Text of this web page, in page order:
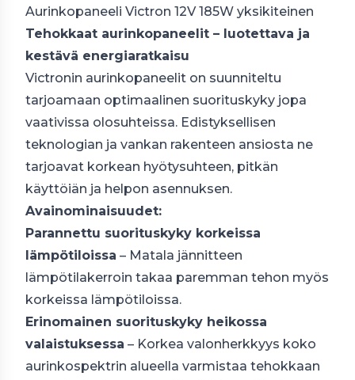
Aurinkopaneeli Victron 12V 185W yksikiteinen
Tehokkaat aurinkopaneelit – luotettava ja
kestävä energiaratkaisu
Victronin aurinkopaneelit on suunniteltu
tarjoamaan optimaalinen suorituskyky jopa
vaativissa olosuhteissa. Edistyksellisen
teknologian ja vankan rakenteen ansiosta ne
tarjoavat korkean hyötysuhteen, pitkän
käyttöiän ja helpon asennuksen.
Avainominaisuudet:
Parannettu suorituskyky korkeissa
lämpötiloissa – Matala jännitteen
lämpötilakerroin takaa paremman tehon myös
korkeissa lämpötiloissa.
Erinomainen suorituskyky heikossa
valaistuksessa – Korkea valonherkkyys koko
aurinkospektrin alueella varmistaa tehokkaan